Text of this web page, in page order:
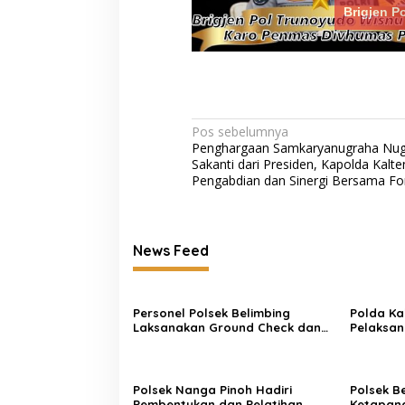
Brigjen
Navigasi
pos
Pos sebelumnya
Penghargaan Samkaryanugraha
Sakanti dari Presiden, Kapolda
Pengabdian dan Sinergi Bersama
News Feed
Personel Polsek Belimbing
Laksanakan Ground Check dan
Polda
Polsek Nanga Pinoh Hadiri
Polsek
Satreskim Polres Tasikmalaya
Kota Ungkap Kasus Curanmor,
Satu Pelaku Residivis Diamankan
Satreskrim
Kota Amankan 3
Ganjal ATM Lintas
Kapolresta Pati Borong
Laporan Call